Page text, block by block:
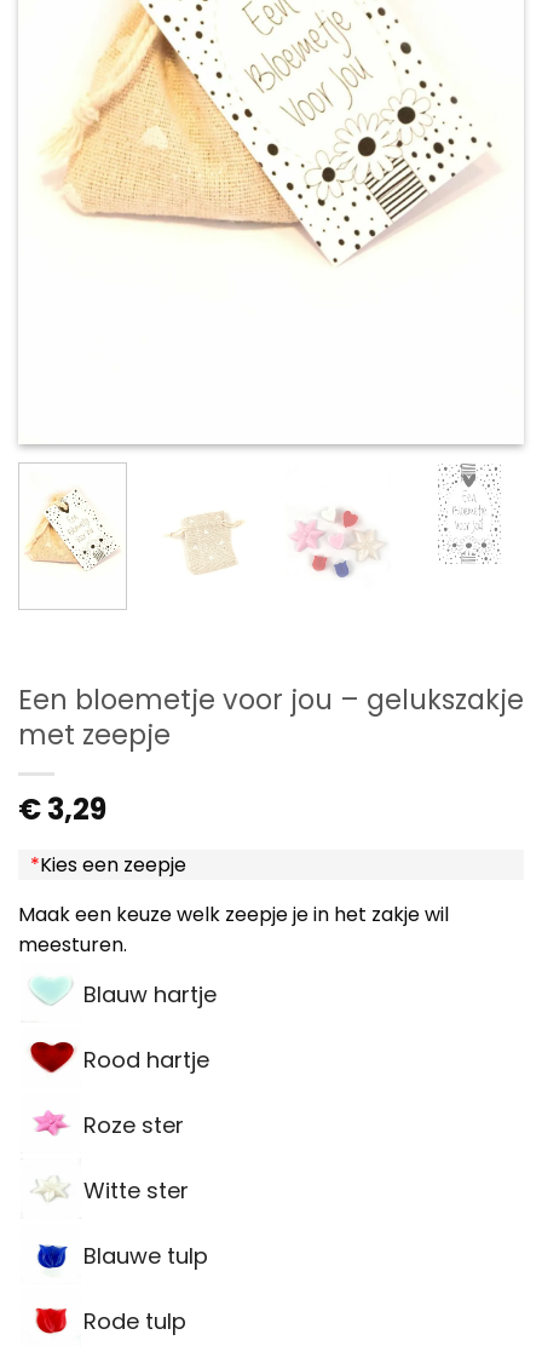
Een bloemetje voor jou – gelukszakje
met zeepje
€3,29
*Kies een zeepje
Maak een keuze welk zeepje je in het zakje wil
meesturen.
Blauw hartje
Rood hartje
Roze ster
Witte ster
Blauwe tulp
Rode tulp